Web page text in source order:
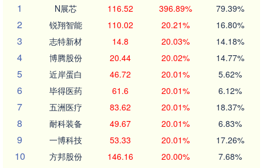
1
N展芯 116.52 396.89% 79.39%
2 锐翔智能 110.02 20.21% 16.80%
3 志特新材 14.8 20.03% 14.18%
4 博腾股份 20.44 20.02% 14.77%
5 近岸蛋白 46.72 20.01% 5.62%
6 毕得医药 61.6 20.01% 6.12%
7 五洲医疗 83.62 20.01% 18.37%
8 耐科装备 49.67 20.01% 6.83%
9 一博科技 53.33 20.01% 17.26%
10 方邦股份 146.16 20.00% 7.68%